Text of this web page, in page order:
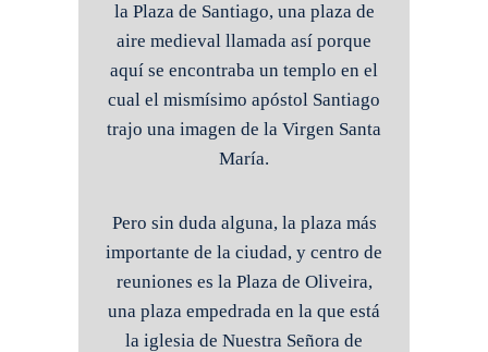
la Plaza de Santiago, una plaza de
aire medieval llamada así porque
aquí se encontraba un templo en el
cual el mismísimo apóstol Santiago
trajo una imagen de la Virgen Santa
María.
Pero sin duda alguna, la plaza más
importante de la ciudad, y centro de
reuniones es la Plaza de Oliveira,
una plaza empedrada en la que está
la iglesia de Nuestra Señora de